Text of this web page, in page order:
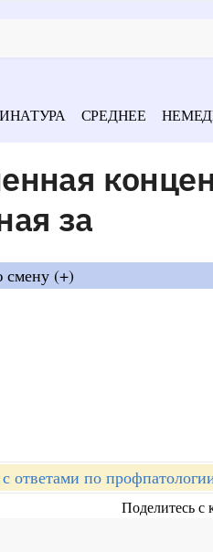
СРЕДНЕЕ
за
смену (+)
ответами по
Поделитесь с